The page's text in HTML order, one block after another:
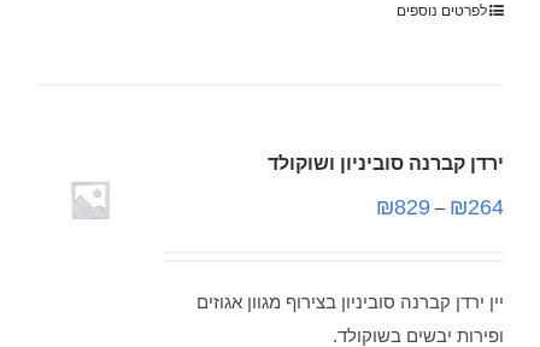
לפרטים נוספים
ירדן קברנה סוביניון ושוקולד
₪264
–
₪829
יין ירדן קברנה סוביניון בצירוף מגוון אגוזים
ופירות יבשים בשוקולד.